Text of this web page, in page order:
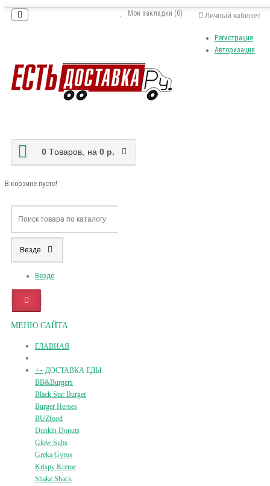
Личный кабинет
Регистрация
Авторизация
Мои закладки (0)
0 Tоваров, на 0 р.
В корзине пусто!
Везде
Везде
МЕНЮ САЙТА
ГЛАВНАЯ
+- ДОСТАВКА ЕДЫ
BB&Burgers
Black Star Burger
Burger Heroes
BUZfood
Dunkin Donuts
Glow Subs
Greka Gyros
Krispy Kreme
Shake Shack